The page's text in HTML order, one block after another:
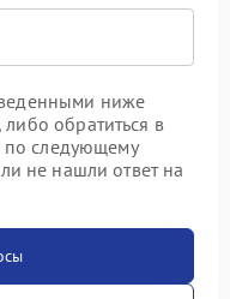
ниже
обратиться в
по следующему
не нашли ответ на